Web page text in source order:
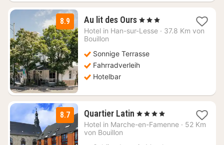
8.9 Au lit des Ours1
Nacht
€
, 3 Sterne
Hotel in Han-sur-Lesse · 37.8 Km von
Bouillon
Sonnige Terrasse
Fahrradverleih
Hotelbar
8.7 Quartier Latin 3
Nächte
, 4 Sterne
Hotel in Marche-en-Famenne · 52 Km
von Bouillon